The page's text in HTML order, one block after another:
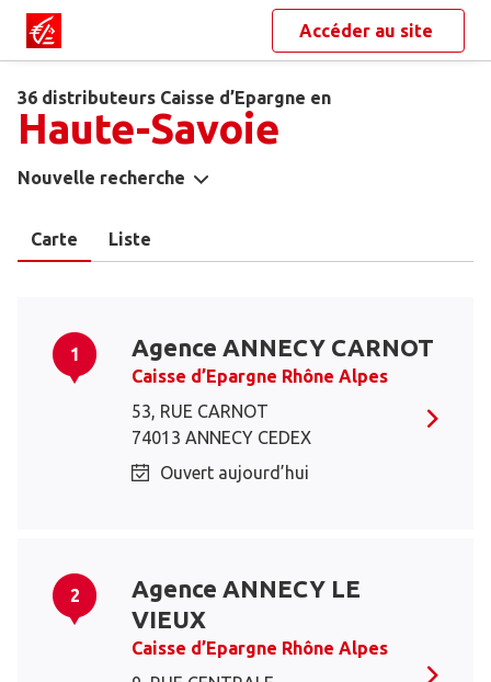
Accéder au site
36 distributeurs Caisse d’Epargne en
Haute-Savoie
Nouvelle recherche
Carte Liste
1 Agence ANNECY CARNOT
Caisse d’Epargne Rhône Alpes
53, RUE CARNOT
74013 ANNECY CEDEX
Ouvert aujourd’hui
2
Agence ANNECY LE
VIEUX
Caisse d’Epargne Rhône Alpes